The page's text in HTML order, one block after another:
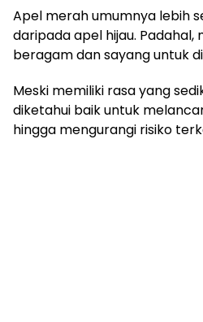
Apel merah umumnya lebih
daripada apel hijau. Padahal,
beragam dan sayang untuk
Meski memiliki rasa yang
diketahui baik untuk
hingga mengurangi risiko